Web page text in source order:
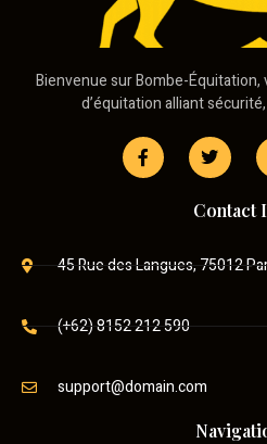
Bienvenue sur Bombe-
d’équitation alliant
Contact
45 Rue des Langues, 75012
(+62) 8152 212 590
support@domain.com